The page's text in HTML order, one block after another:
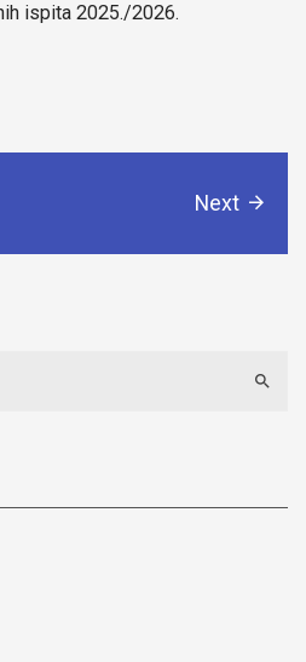
ispita 2025./2026.
Next